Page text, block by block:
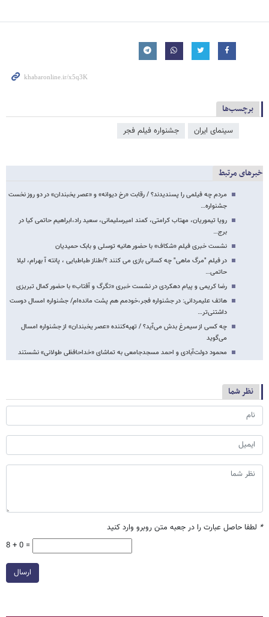
برچسب‌ها
سینمای ایران جشنواره فیلم فجر
خبرهای مرتبط
مردم چه فیلمی را پسندیدند؟ / رقابت «رخ دیوانه» و «عصر یخبندان» در دو روز نخست
جشنواره…
رویا تیموریان، مهتاب کرامتی، کمند امیرسلیمانی، سعید راد،ابراهیم حاتمی کیا در
برج…
نشست خبری فیلم «شکاف» با حضور هانیه توسلی و بابک حمیدیان
در فیلم "مرگ ماهی" چه کسانی بازی می کنند ؟/طناز طباطبایی ، پانته آ بهرام، لیلا
حاتمی…
رضا کریمی و پیام دهکردی در نشست خبری «تگرگ و آفتاب» با حضور کمال تبریزی
هاتف علیمردانی: در جشنواره فجر،خودمم هم پشت مانده‌ام/ جشنواره امسال دوست
داشتنی‌تر…
چه کسی از سیمرغ بدش می‌آید؟ / تهیه‌کننده «عصر یخبندان» از جشنواره امسال
می‌گوید
محمود دولت‌آبادی و احمد مسجدجامعی به تماشای «خداحافظی طولانی» نشستند
نظر شما
* لطفا حاصل عبارت را در جعبه متن روبرو وارد کنید
8 + 0 =
ارسال